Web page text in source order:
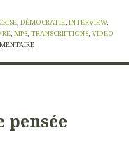
CRISE, DÉMOCRATIE, INTERVIEW,
, MP3, TRANSCRIPTIONS, VIDEO
pensée